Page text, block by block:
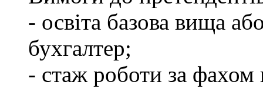
- освіта базова вища
бухгалтер;
- стаж роботи за